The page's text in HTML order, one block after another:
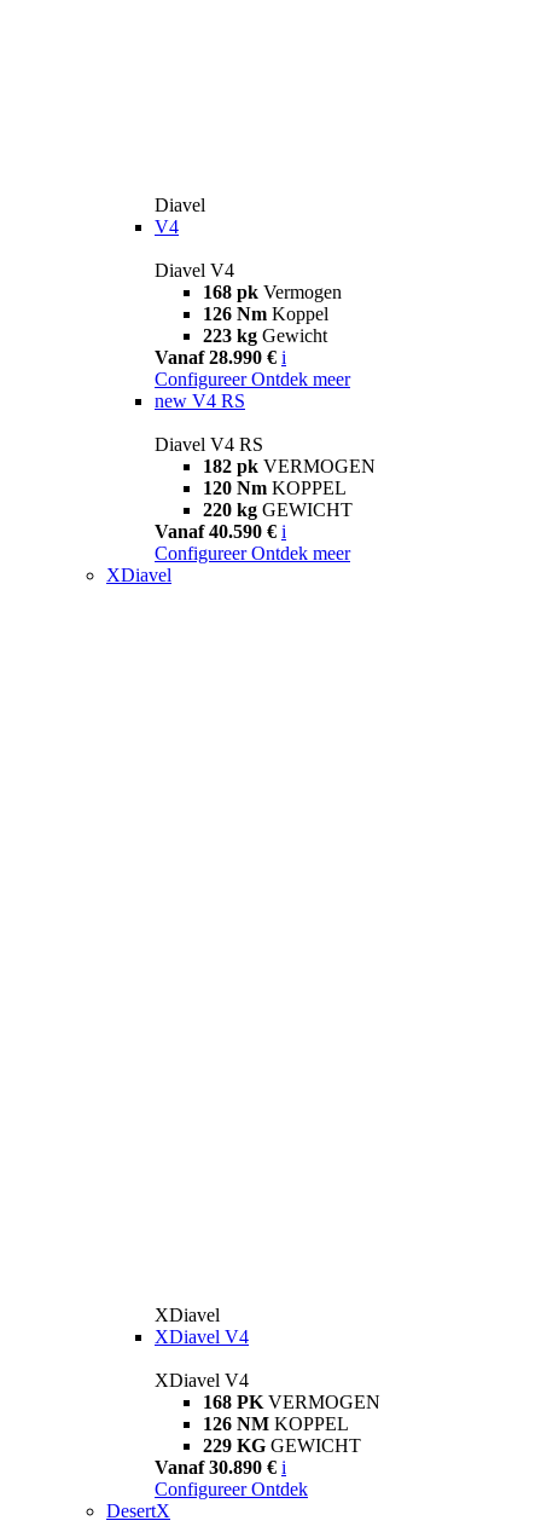
Diavel
V4
Diavel V4
168 pk Vermogen
126 Nm Koppel
223 kg Gewicht
Vanaf 28.990 € i
Configureer Ontdek meer
new V4 RS
Diavel V4 RS
182 pk VERMOGEN
120 Nm KOPPEL
220 kg GEWICHT
Vanaf 40.590 € i
Configureer Ontdek meer
XDiavel
XDiavel
XDiavel V4
XDiavel V4
168 PK VERMOGEN
126 NM KOPPEL
229 KG GEWICHT
Vanaf 30.890 € i
Configureer Ontdek
DesertX